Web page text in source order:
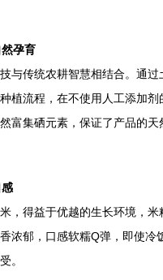
孕育
与传统农耕智慧相结合。通过
植流程，在不使用人工添加剂
富集硒元素，保证了产品的天
，得益于优越的生长环境，米
浓郁，口感软糯Q弹，即使冷
。